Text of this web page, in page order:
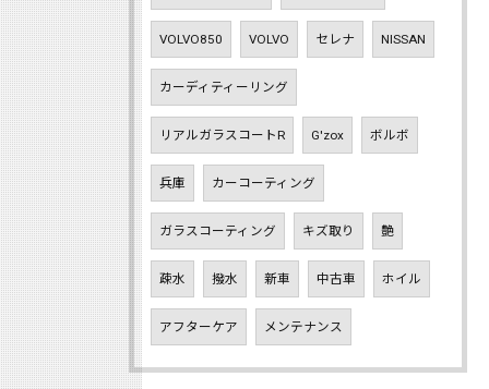
VOLVO850 VOLVO セレナ NISSAN
カーディティーリング
リアルガラスコートR G'zox ボルボ
兵庫 カーコーティング
ガラスコーティング キズ取り 艶
疎水 撥水 新車 中古車 ホイル
アフターケア メンテナンス